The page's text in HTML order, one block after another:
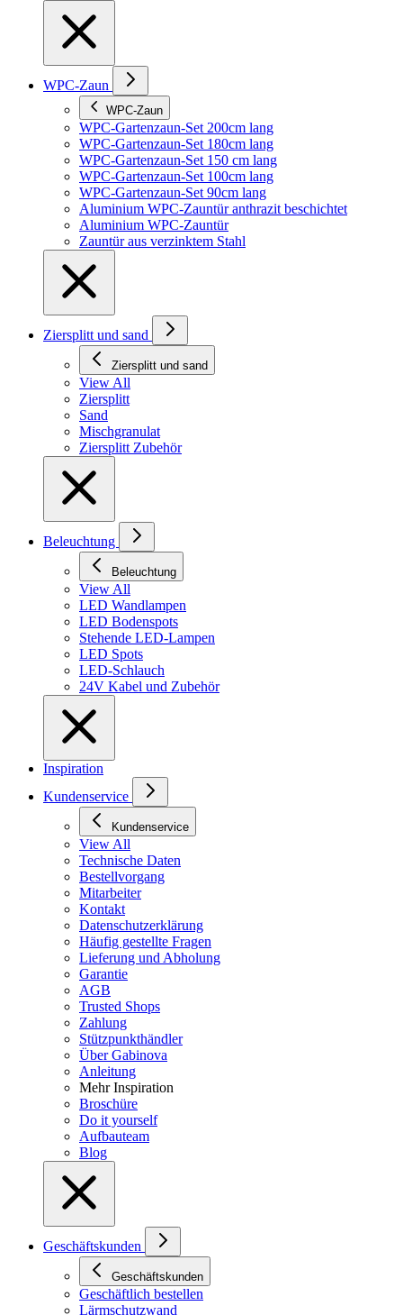
WPC-Zaun
WPC-Zaun
WPC-Gartenzaun-Set 200cm lang
WPC-Gartenzaun-Set 180cm lang
WPC-Gartenzaun-Set 150 cm lang
WPC-Gartenzaun-Set 100cm lang
WPC-Gartenzaun-Set 90cm lang
Aluminium WPC-Zauntür anthrazit beschichtet
Aluminium WPC-Zauntür
Zauntür aus verzinktem Stahl
Ziersplitt und sand
Ziersplitt und sand
View All
Ziersplitt
Sand
Mischgranulat
Ziersplitt Zubehör
Beleuchtung
Beleuchtung
View All
LED Wandlampen
LED Bodenspots
Stehende LED-Lampen
LED Spots
LED-Schlauch
24V Kabel und Zubehör
Inspiration
Kundenservice
Kundenservice
View All
Technische Daten
Bestellvorgang
Mitarbeiter
Kontakt
Datenschutzerklärung
Häufig gestellte Fragen
Lieferung und Abholung
Garantie
AGB
Trusted Shops
Zahlung
Stützpunkthändler
Über Gabinova
Anleitung
Mehr Inspiration
Broschüre
Do it yourself
Aufbauteam
Blog
Geschäftskunden
Geschäftskunden
Geschäftlich bestellen
Lärmschutzwand